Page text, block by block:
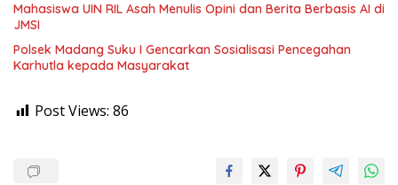
Mahasiswa UIN RIL Asah Menulis Opini dan Berita Berbasis AI di
JMSI
Polsek Madang Suku I Gencarkan Sosialisasi Pencegahan
Karhutla kepada Masyarakat
Post Views: 86